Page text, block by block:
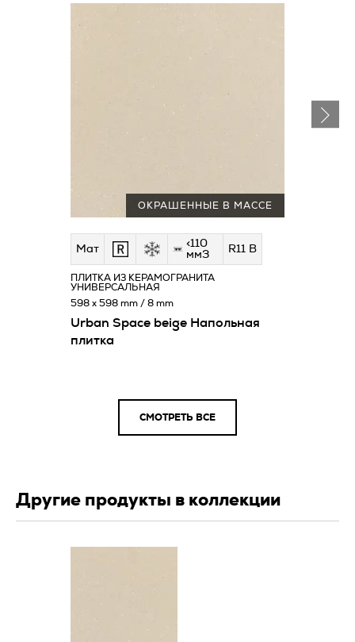
ОКРАШЕННЫЕ В МАССЕ
Мат
<110
мм3
R11 B
Urban Space beige Напольная
плитка
ПЛИТКА ИЗ КЕРАМОГРАНИТА
УНИВЕРСАЛЬНАЯ
598 x 598 mm / 8 mm
СМОТРЕТЬ ВСЕ
Другие продукты в коллекции